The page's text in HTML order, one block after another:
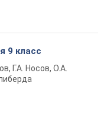
9 класс
Г.А. Носов, О.А.